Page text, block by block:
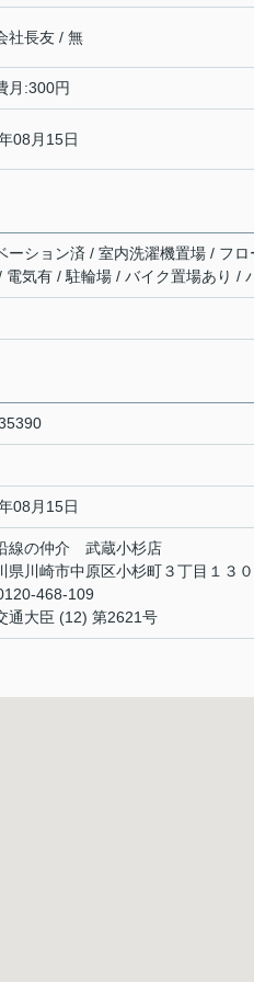
社長友 / 無
月:300円
08月15日
ーション済 / 室内洗濯機置場 / フ
電気有 / 駐輪場 / バイク置場あり /
08月15日
線の仲介 武蔵小杉店
県川崎市中原区小杉町３丁目１３
468-109
通大臣 (12) 第2621号